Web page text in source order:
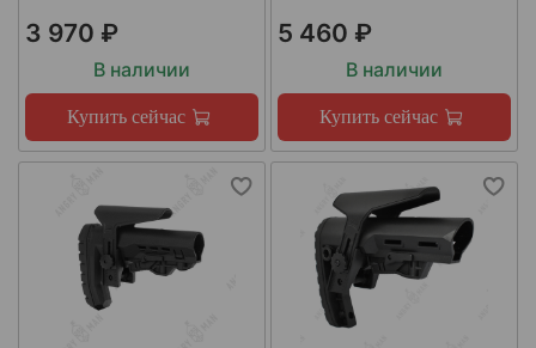
3 970 ₽
В наличии
Купить сейчас
5 460 ₽
В наличии
Купить сейчас